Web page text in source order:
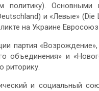
Основными
и «Левые»
на Украине
партия
объединения» и
риторику.
и социальный